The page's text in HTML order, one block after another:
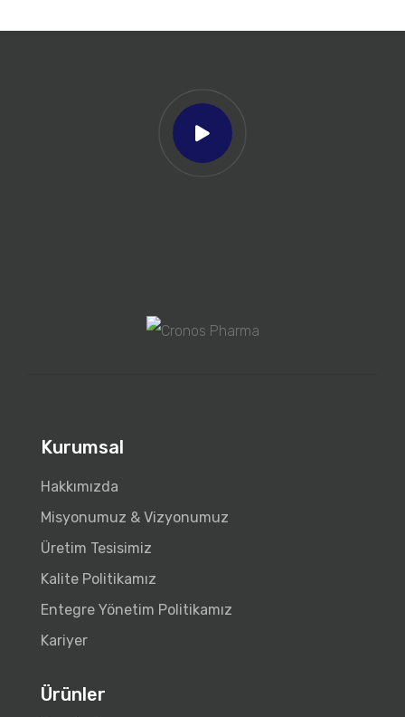
Kurumsal
Hakkımızda
Misyonumuz & Vizyonumuz
Üretim Tesisimiz
Kalite Politikamız
Entegre Yönetim Politikamız
Kariyer
Ürünler